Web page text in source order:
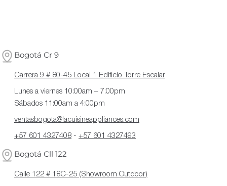
Bogotá Cr 9
Carrera 9 # 80-45 Local 1 Edificio Torre Escalar
Lunes a viernes 10:00am – 7:00pm
Sábados 11:00am a 4:00pm
ventasbogota@lacuisineappliances.com
+57 601 4327408 - +57 601 4327493
Bogotá Cll 122
Calle 122 # 18C-25 (Showroom Outdoor)